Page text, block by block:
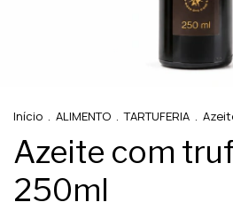
Início . ALIMENTO . TARTUFERIA .
Azeite com
250ml